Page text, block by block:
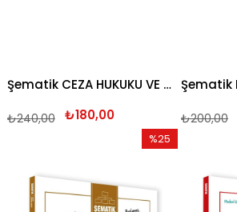
Şematik CEZA HUKUKU VE CEZA MUHAKEMESİ HUKUKU 2026
₺180,00
₺240,00 ₺200,00
%25